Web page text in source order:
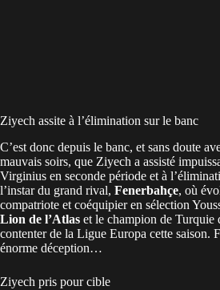
Ziyech assite à l’élimination sur le banc
C’est donc depuis le banc, et sans doute
mauvais soirs, que Ziyech a assisté
Virginius en seconde période et à
l’instar du grand rival, Fenerbahçe, où
compatriote et coéquipier en sélection
Lion de l’Atlas et le champion de Turquie
contenter de la Ligue Europa cette saison.
énorme déception…
Ziyech pris pour cible